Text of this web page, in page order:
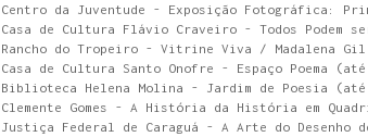
Centro da Juventude - Exposição Fotográfica:
Casa de Cultura Flávio Craveiro - Todos Podem
Rancho do Tropeiro - Vitrine Viva / Madalena
Casa de Cultura Santo Onofre - Espaço Poema
Biblioteca Helena Molina - Jardim de Poesia (até
Clemente Gomes - A História da História em
Justiça Federal de Caraguá - A Arte do Desenho